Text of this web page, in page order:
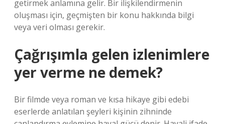
getirmek anlamına gelir. Bir ilişkilendirmenin
oluşması için, geçmişten bir konu hakkında bilgi
veya veri olması gerekir.
Çağrışımla gelen izlenimlere
yer verme ne demek?
Bir filmde veya roman ve kısa hikaye gibi edebi
eserlerde anlatılan şeyleri kişinin zihninde